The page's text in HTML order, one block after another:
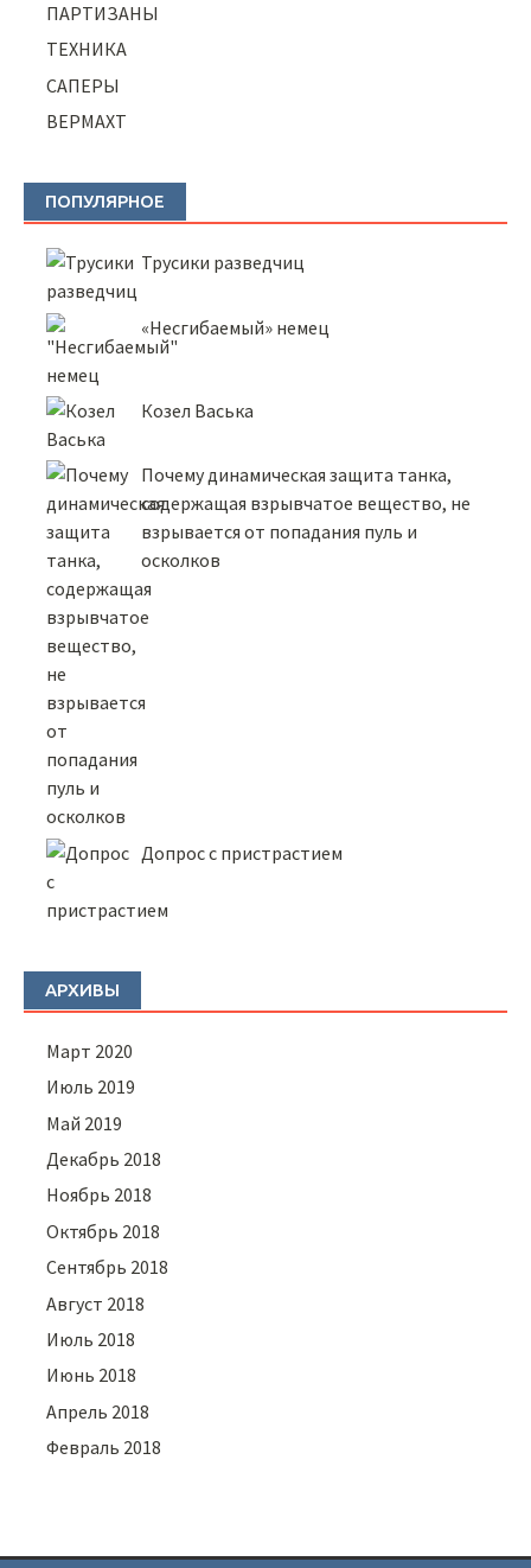
ПАРТИЗАНЫ
ТЕХНИКА
САПЕРЫ
ВЕРМАХТ
ПОПУЛЯРНОЕ
Трусики разведчиц
«Несгибаемый» немец
Козел Васька
Почему динамическая защита танка,
содержащая взрывчатое вещество, не
взрывается от попадания пуль и
осколков
Допрос с пристрастием
АРХИВЫ
Март 2020
Июль 2019
Май 2019
Декабрь 2018
Ноябрь 2018
Октябрь 2018
Сентябрь 2018
Август 2018
Июль 2018
Июнь 2018
Апрель 2018
Февраль 2018